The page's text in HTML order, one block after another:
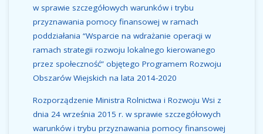
w sprawie szczegółowych warunków i trybu
przyznawania pomocy finansowej w ramach
poddziałania “Wsparcie na wdrażanie operacji w
ramach strategii rozwoju lokalnego kierowanego
przez społeczność” objętego Programem Rozwoju
Obszarów Wiejskich na lata 2014-2020
Rozporządzenie Ministra Rolnictwa i Rozwoju Wsi z
dnia 24 września 2015 r. w sprawie szczegółowych
warunków i trybu przyznawania pomocy finansowej